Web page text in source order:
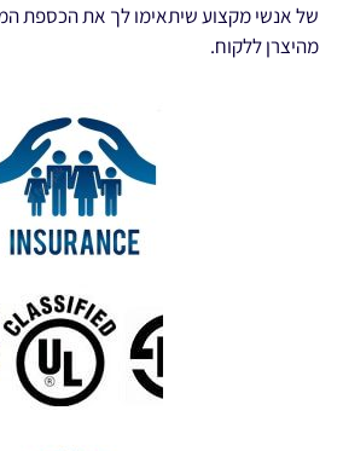
של אנשי מקצוע שיתאימו לך את הכספת
מהיצרן ללקוח.